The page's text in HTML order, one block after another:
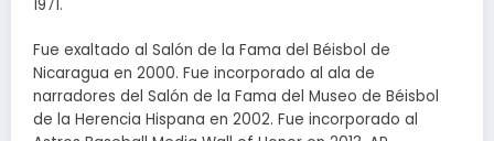
1971.
Fue exaltado al Salón de la Fama del Béisbol de
Nicaragua en 2000. Fue incorporado al ala de
narradores del Salón de la Fama del Museo de Béisbol
de la Herencia Hispana en 2002. Fue incorporado al